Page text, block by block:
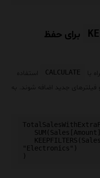
برای حفظ
با CALCULATE
استفاده
جدید اضافه شوند. به
"Electronics")